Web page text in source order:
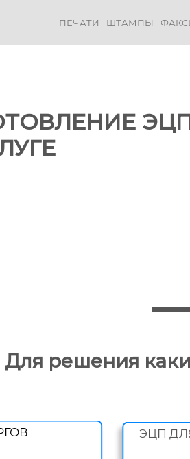
Для решения
ЭЦП
ПЕЧАТИ ШТАМПЫ